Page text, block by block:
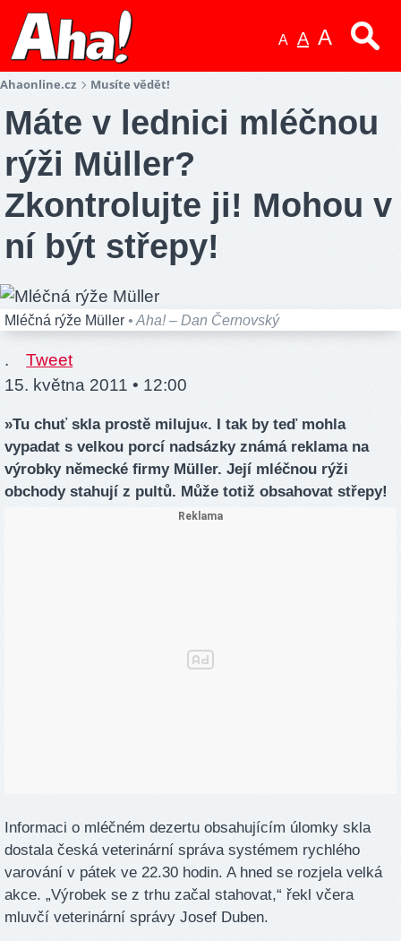
A A A
Ahaonline.cz Musíte vědět!
Máte v lednici mléčnou
rýži Müller?
Zkontrolujte ji! Mohou v
ní být střepy!
Mléčná rýže Müller • Aha! – Dan Černovský
.
Tweet
15. května 2011 • 12:00
»Tu chuť skla prostě miluju«. I tak by teď mohla
vypadat s velkou porcí nadsázky známá reklama na
výrobky německé ﬁrmy Müller. Její mléčnou rýži
obchody stahují z pultů. Může totiž obsahovat střepy!
Informaci o mléčném dezertu obsahujícím úlomky skla
dostala česká veterinární správa systémem rychlého
varování v pátek ve 22.30 hodin. A hned se rozjela velká
akce. „Výrobek se z trhu začal stahovat,“ řekl včera
mluvčí veterinární správy Josef Duben.